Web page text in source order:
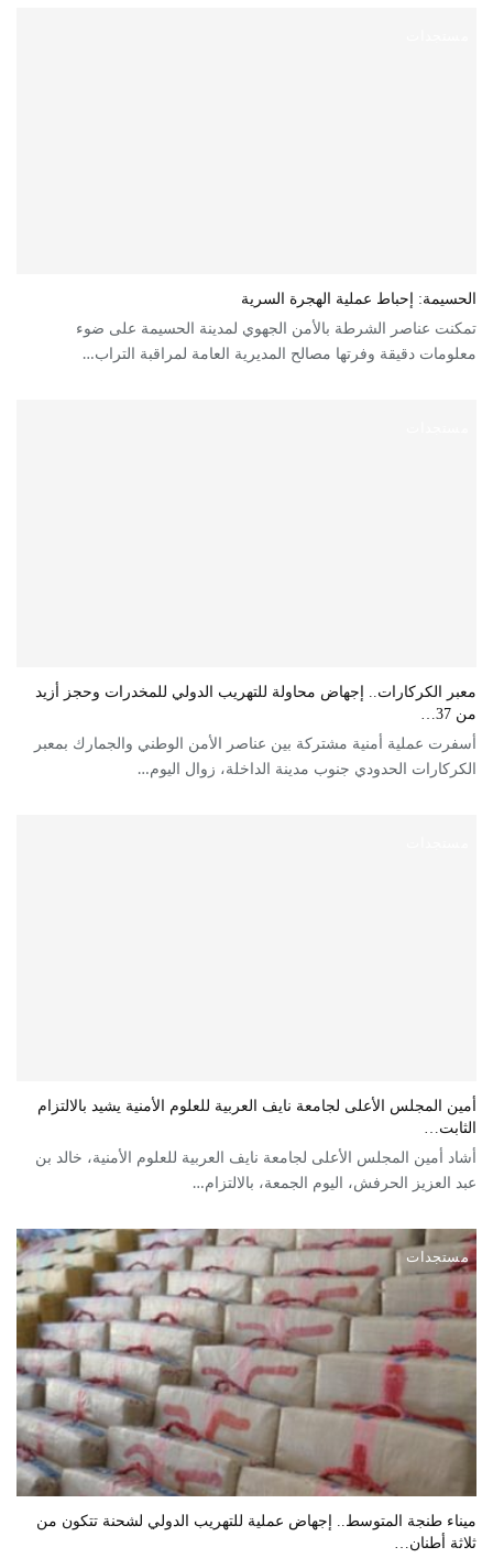
الحسيمة: إحباط عملية الهجرة السرية
تمكنت عناصر الشرطة بالأمن الجهوي لمدينة الحسيمة على ضوء
معلومات دقيقة وفرتها مصالح المديرية العامة لمراقبة التراب…
معبر الكركارات.. إجهاض محاولة للتهريب الدولي للمخدرات وحجز أزيد
من 37…
أسفرت عملية أمنية مشتركة بين عناصر الأمن الوطني والجمارك بمعبر
الكركارات الحدودي جنوب مدينة الداخلة، زوال اليوم…
أمين المجلس الأعلى لجامعة نايف العربية للعلوم الأمنية يشيد بالالتزام
الثابت…
أشاد أمين المجلس الأعلى لجامعة نايف العربية للعلوم الأمنية، خالد بن
عبد العزيز الحرفش، اليوم الجمعة، بالالتزام…
مستجدات
ميناء طنجة المتوسط.. إجهاض عملية للتهريب الدولي لشحنة تتكون من
ثلاثة أطنان…